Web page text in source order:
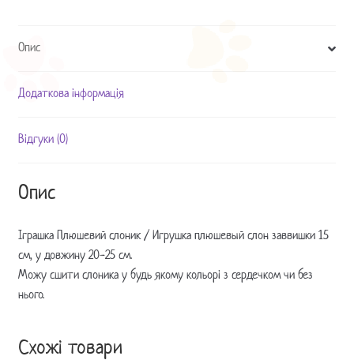
Опис
Додаткова інформація
Відгуки (0)
Опис
Іграшка Плюшевий слоник / Игрушка плюшевый слон заввишки 15
см, у довжину 20-25 см.
Можу сшити слоника у будь якому кольорі з сердечком чи без
нього.
Схожі товари